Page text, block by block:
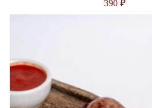
390 ₽